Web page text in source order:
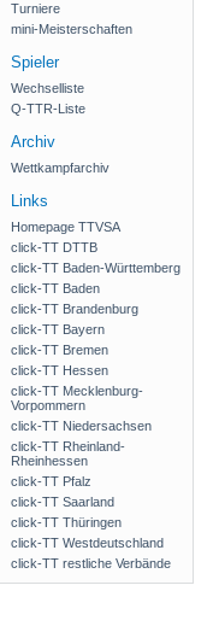
Turniere
mini-Meisterschaften
Spieler
Wechselliste
Q-TTR-Liste
Archiv
Wettkampfarchiv
Links
Homepage TTVSA
click-TT DTTB
click-TT Baden-Württemberg
click-TT Baden
click-TT Brandenburg
click-TT Bayern
click-TT Bremen
click-TT Hessen
click-TT Mecklenburg-
Vorpommern
click-TT Niedersachsen
click-TT Rheinland-
Rheinhessen
click-TT Pfalz
click-TT Saarland
click-TT Thüringen
click-TT Westdeutschland
click-TT restliche Verbände